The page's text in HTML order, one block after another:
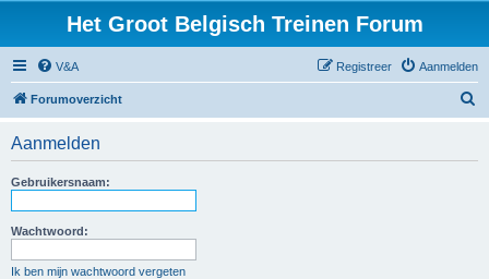
Het Groot Belgisch Treinen Forum
V&A Aanmelden
Registreer
Forumoverzicht
Aanmelden
Gebruikersnaam:
Wachtwoord:
Ik ben mijn wachtwoord vergeten